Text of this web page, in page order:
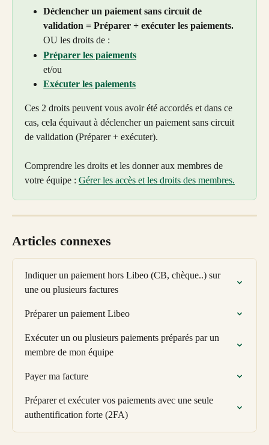
Déclencher un paiement sans circuit de
validation = Préparer + exécuter les paiements.
OU les droits de :
Préparer les paiements
et/ou
Exécuter les paiements
Ces 2 droits peuvent vous avoir été accordés et dans ce
cas, cela équivaut à déclencher un paiement sans circuit
de validation (Préparer + exécuter).
Comprendre les droits et les donner aux membres de
votre équipe : Gérer les accès et les droits des membres.
Articles connexes
Indiquer un paiement hors Libeo (CB, chèque..) sur
une ou plusieurs factures
Préparer un paiement Libeo
Exécuter un ou plusieurs paiements préparés par un
membre de mon équipe
Payer ma facture
Préparer et exécuter vos paiements avec une seule
authentification forte (2FA)